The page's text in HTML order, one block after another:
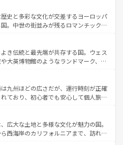
風土や気候が異なるスペインはその個
性で訪れる人を魅了する。 なお、新着のスペイン情報は コ
してほしい。
まっている。華麗な宮殿、歴史的な大
、そして豊かな自然が、訪れる者を心
、フランスは美食の国としても知ら
発祥地であるランス、プロヴァンスの
畑など、多彩な楽しみ方が可能だ。さ
域にも魅力が溢れており、どの街角に
とそれぞれで全く異なる文化を体験で
ろう。 なお、新着のフランス情報はコンテンツ一覧
史と多彩な文化が交差するヨーロッパ
。中世の街並みが残るロマンチック街
どこを歩いても飽きることがない。ベ
、バイエルン州のアルプスの絶景、そ
ワイン畑といった風景は必見。ビール
ひ体験してほしい。 なお、新着の
ンツ一覧を参照してほしい。
き伝統と最先端が共存する国。ウェス
大英博物館のようなランドマーク、歴
力がある。また、優雅なアフタヌーン
にはたまらない英国パブ、サッカー観
こそできる体験も豊富。イギリスを旅
ほしい。
九州ほどの広さだが、運行時刻が正確
ており、初心者でも安心して個人旅行
る町や、スイスならではのユニークな
プス観光だけでなく町歩きも満喫する
の所得が高いため物価も高いが、旅行
広大な土地と多様な文化が魅力の国。
西海岸のカリフォルニアまで、訪れる